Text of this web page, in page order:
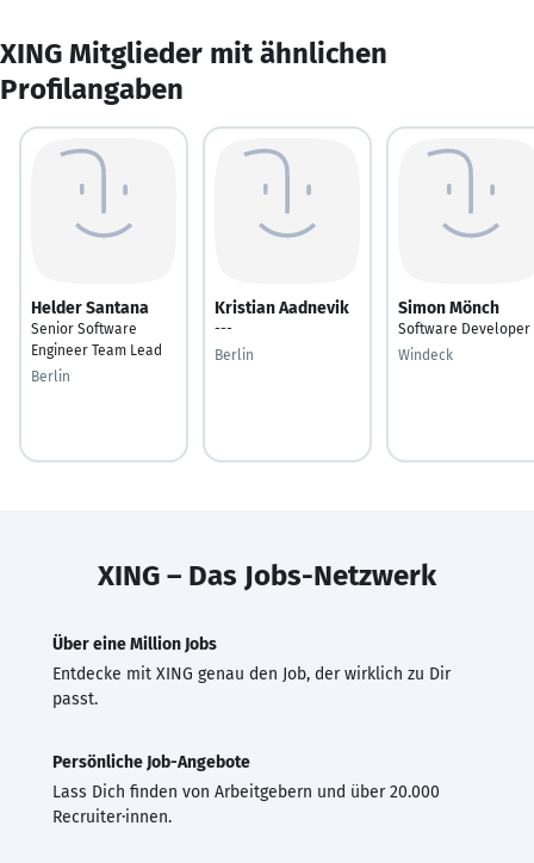
XING Mitglieder mit ähnlichen
Profilangaben
Helder Santana
Senior Software
Engineer Team Lead
Berlin
Kristian Aadnevik
---
Berlin
Simon Mönch
Software Developer
Windeck
XING – Das Jobs-Netzwerk
Über eine Million Jobs
Entdecke mit XING genau den Job, der wirklich zu Dir
passt.
Persönliche Job-Angebote
Lass Dich finden von Arbeitgebern und über 20.000
Recruiter·innen.